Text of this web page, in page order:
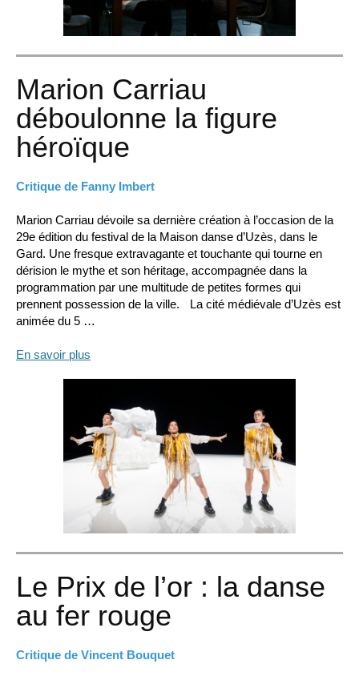
Marion Carriau
déboulonne la figure
héroïque
Critique de Fanny Imbert
Marion Carriau dévoile sa dernière création à l’occasion de la
29e édition du festival de la Maison danse d’Uzès, dans le
Gard. Une fresque extravagante et touchante qui tourne en
dérision le mythe et son héritage, accompagnée dans la
programmation par une multitude de petites formes qui
prennent possession de la ville. La cité médiévale d’Uzès est
animée du 5 …
En savoir plus
Le Prix de l’or : la danse
au fer rouge
Critique de Vincent Bouquet